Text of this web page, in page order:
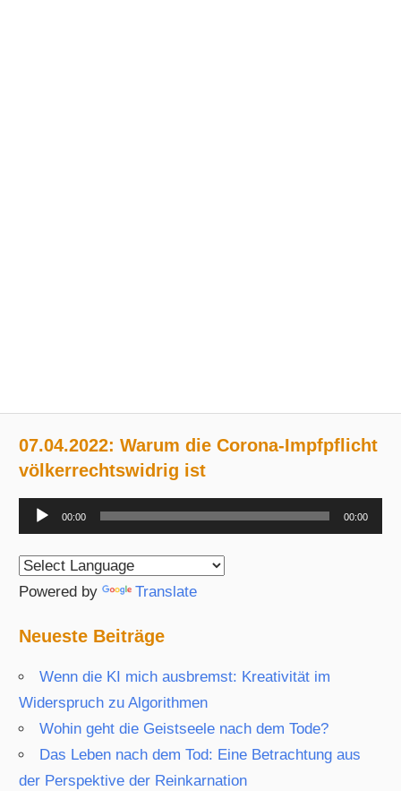
07.04.2022: Warum die Corona-Impfpflicht
völkerrechtswidrig ist
Audio-
Player
00:00 00:00
Powered by Translate
Neueste Beiträge
Wenn die KI mich ausbremst: Kreativität im
Widerspruch zu Algorithmen
Wohin geht die Geistseele nach dem Tode?
Das Leben nach dem Tod: Eine Betrachtung aus
der Perspektive der Reinkarnation